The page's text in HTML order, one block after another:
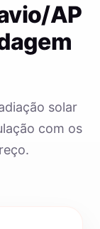
AP
solar
com os